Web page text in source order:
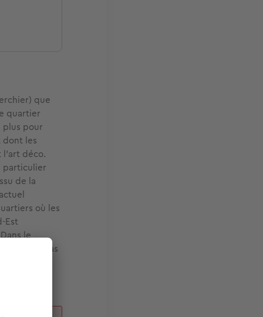
que
quartier
pour
les
déco.
particulier
de la
où les
Est
le
ne sont pas
de